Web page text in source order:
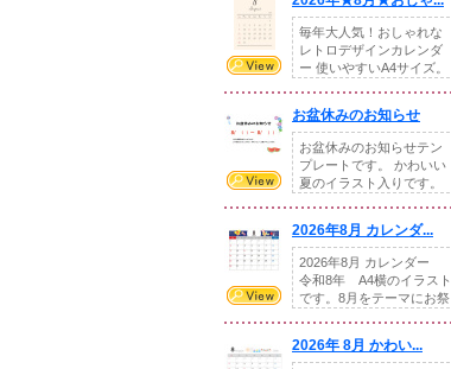
毎年大人気！おしゃれな
レトロデザインカレンダ
ー 使いやすいA4サイズ。
お盆休みのお知らせ
お盆休みのお知らせテン
プレートです。 かわいい
夏のイラスト入りです。
2026年8月 カレンダ...
2026年8月 カレンダー
令和8年 A4横のイラスト
です。8月をテーマにお祭
2026年 8月 かわい...